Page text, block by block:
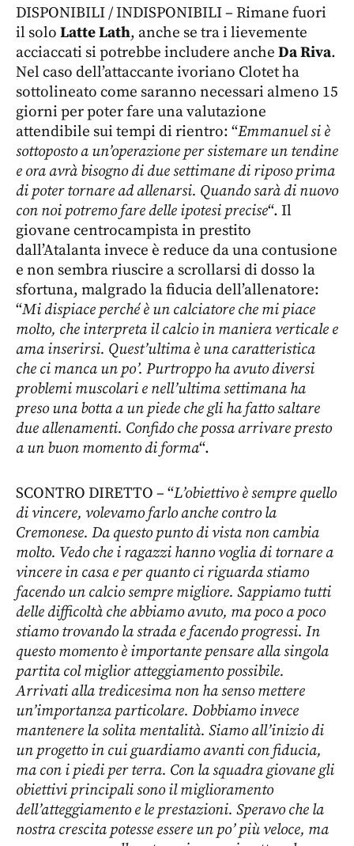
DISPONIBILI / INDISPONIBILI – Rimane fuori
il solo Latte Lath, anche se tra i lievemente
acciaccati si potrebbe includere anche Da Riva.
Nel caso dell’attaccante ivoriano Clotet ha
sottolineato come saranno necessari almeno 15
giorni per poter fare una valutazione
attendibile sui tempi di rientro: “Emmanuel si è
sottoposto a un’operazione per sistemare un tendine
e ora avrà bisogno di due settimane di riposo prima
di poter tornare ad allenarsi. Quando sarà di nuovo
con noi potremo fare delle ipotesi precise“. Il
giovane centrocampista in prestito
dall’Atalanta invece è reduce da una contusione
e non sembra riuscire a scrollarsi di dosso la
sfortuna, malgrado la fiducia dell’allenatore:
“Mi dispiace perché è un calciatore che mi piace
molto, che interpreta il calcio in maniera verticale e
ama inserirsi. Quest’ultima è una caratteristica
che ci manca un po’. Purtroppo ha avuto diversi
problemi muscolari e nell’ultima settimana ha
preso una botta a un piede che gli ha fatto saltare
due allenamenti. Confido che possa arrivare presto
a un buon momento di forma“.
SCONTRO DIRETTO – “L’obiettivo è sempre quello
di vincere, volevamo farlo anche contro la
Cremonese. Da questo punto di vista non cambia
molto. Vedo che i ragazzi hanno voglia di tornare a
vincere in casa e per quanto ci riguarda stiamo
facendo un calcio sempre migliore. Sappiamo tutti
delle difficoltà che abbiamo avuto, ma poco a poco
stiamo trovando la strada e facendo progressi. In
questo momento è importante pensare alla singola
partita col miglior atteggiamento possibile.
Arrivati alla tredicesima non ha senso mettere
un’importanza particolare. Dobbiamo invece
mantenere la solita mentalità. Siamo all’inizio di
un progetto in cui guardiamo avanti con fiducia,
ma con i piedi per terra. Con la squadra giovane gli
obiettivi principali sono il miglioramento
dell’atteggiamento e le prestazioni. Speravo che la
nostra crescita potesse essere un po’ più veloce, ma